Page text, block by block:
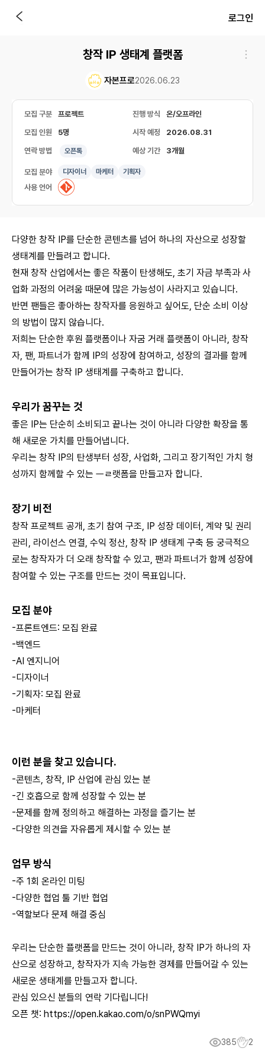
로그인
창작 IP 생태계 플랫폼
자본프로2026.06.23
모집 구분 프로젝트 진행 방식 온/오프라인
모집 인원 5명 시작 예정 2026.08.31
연락 방법 오픈톡 예상 기간 3개월
모집 분야 디자이너 마케터 기획자
사용 언어
다양한 창작 IP를 단순한 콘텐츠를 넘어 하나의 자산으로 성장할
생태계를 만들려고 합니다.
현재 창작 산업에서는 좋은 작품이 탄생해도, 초기 자금 부족과 사
업화 과정의 어려움 때문에 많은 가능성이 사라지고 있습니다.
반면 팬들은 좋아하는 창작자를 응원하고 싶어도, 단순 소비 이상
의 방법이 많지 않습니다.
저희는 단순한 후원 플랫폼이나 자굼 거래 플랫폼이 아니라, 창작
자, 팬, 파트너가 함께 IP의 성장에 참여하고, 성장의 결과를 함께
만들어가는 창작 IP 생태계를 구축하고 합니다.
우리가 꿈꾸는 것
좋은 IP는 단순히 소비되고 끝나는 것이 아니라 다양한 확장을 통
해 새로운 가치를 만들어냅니다.
우리는 창작 IP의 탄생부터 성장, 사업화, 그리고 장기적인 가치 형
성까지 함께할 수 있는 ㅡㄹ랫폼을 만들고자 합니다.
장기 비전
창작 프로젝트 공개, 초기 참여 구조, IP 성장 데이터, 계약 및 권리
관리, 라이선스 연결, 수익 정산, 창작 IP 생태계 구축 등 궁극적으
로는 창작자가 더 오래 창작할 수 있고, 팬과 파트너가 함께 성장에
참여할 수 있는 구조를 만드는 것이 목표입니다.
모집 분야
-프론트엔드: 모집 완료
-백엔드
-AI 엔지니어
-디자이너
-기획자: 모집 완료
-마케터
이런 분을 찾고 있습니다.
-콘텐츠, 창작, IP 산업에 관심 있는 분
-긴 호흡으로 함께 성장할 수 있는 분
-문제를 함께 정의하고 해결하는 과정을 즐기는 분
-다양한 의견을 자유롭게 제시할 수 있는 분
업무 방식
-주 1회 온라인 미팅
-다양한 협업 툴 기반 협업
-역할보다 문제 해결 중심
우리는 단순한 플랫폼을 만드는 것이 아니라, 창작 IP가 하나의 자
산으로 성장하고, 창작자가 지속 가능한 경제를 만들어갈 수 있는
새로운 생태계를 만들고자 합니다.
관심 있으신 분들의 연락 기다립니다!
오픈 챗: https://open.kakao.com/o/snPWQmyi
385 2